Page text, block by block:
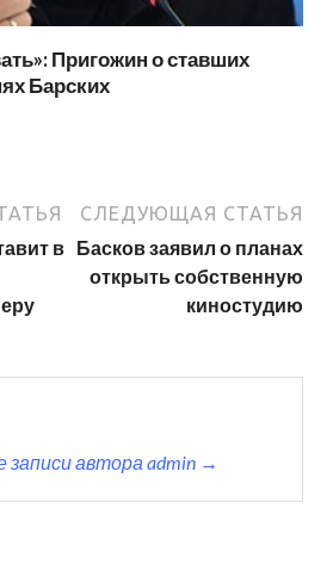
Пригожин о ставших
Барских
в
СЛЕДУЮЩАЯ СТАТЬЯ
Басков заявил о планах
открыть собственную
киностудию
автора admin →